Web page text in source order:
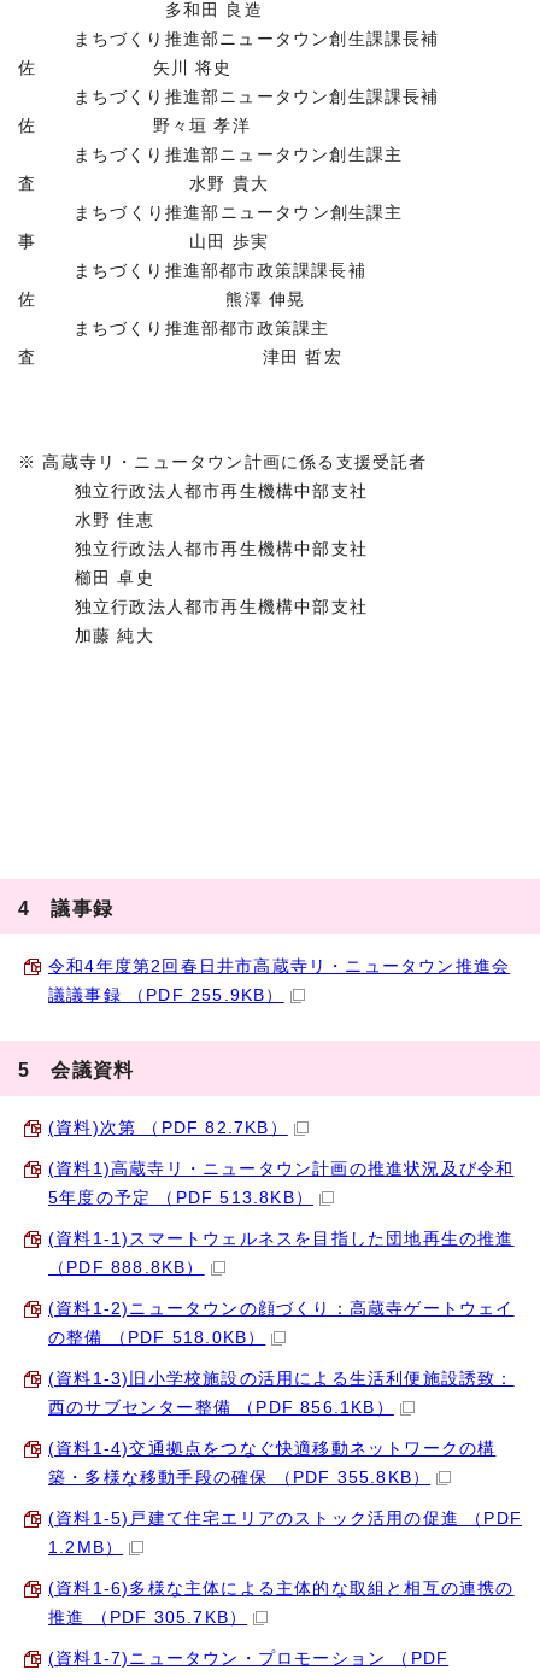
多和田 良造
まちづくり推進部ニュータウン創生課課長補
佐 矢川 将史
まちづくり推進部ニュータウン創生課課長補
佐 野々垣 孝洋
まちづくり推進部ニュータウン創生課主
査 水野 貴大
まちづくり推進部ニュータウン創生課主
事 山田 歩実
まちづくり推進部都市政策課課長補
佐 熊澤 伸晃
まちづくり推進部都市政策課主
査 津田 哲宏
※ 高蔵寺リ・ニュータウン計画に係る支援受託者
独立行政法人都市再生機構中部支社
水野 佳恵
独立行政法人都市再生機構中部支社
櫛田 卓史
独立行政法人都市再生機構中部支社
加藤 純大
4 議事録
令和4年度第2回春日井市高蔵寺リ・ニュータウン推進会
議議事録 （PDF 255.9KB）
5 会議資料
(資料)次第 （PDF 82.7KB）
(資料1)高蔵寺リ・ニュータウン計画の推進状況及び令和
5年度の予定 （PDF 513.8KB）
(資料1-1)スマートウェルネスを目指した団地再生の推進
（PDF 888.8KB）
(資料1-2)ニュータウンの顔づくり：高蔵寺ゲートウェイ
の整備 （PDF 518.0KB）
(資料1-3)旧小学校施設の活用による生活利便施設誘致：
西のサブセンター整備 （PDF 856.1KB）
(資料1-4)交通拠点をつなぐ快適移動ネットワークの構
築・多様な移動手段の確保 （PDF 355.8KB）
(資料1-5)戸建て住宅エリアのストック活用の促進 （PDF
1.2MB）
(資料1-6)多様な主体による主体的な取組と相互の連携の
推進 （PDF 305.7KB）
(資料1-7)ニュータウン・プロモーション （PDF